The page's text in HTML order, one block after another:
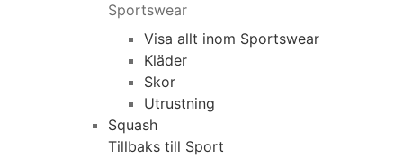
Sportswear
Visa allt inom Sportswear
Kläder
Skor
Utrustning
Squash
Tillbaks till Sport